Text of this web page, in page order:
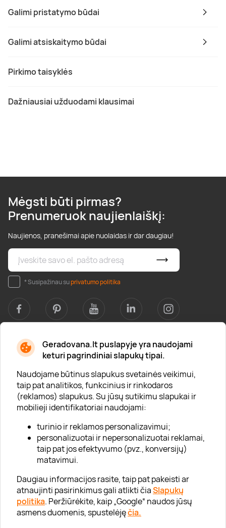
Geradovana.lt puslapyje yra naudojami
keturi pagrindiniai slapukų tipai.
Naudojame būtinus slapukus svetainės veikimui,
taip pat analitikos, funkcinius ir rinkodaros
(reklamos) slapukus. Su jūsų sutikimu slapukai ir
mobilieji identifikatoriai naudojami:
turinio ir reklamos personalizavimui;
personalizuotai ir nepersonalizuotai reklamai,
taip pat jos efektyvumo (pvz., konversijų)
matavimui.
Daugiau informacijos rasite, taip pat pakeisti ar
atnaujinti pasirinkimus gali atlikti čiaSlapukų
politika. Peržiūrėkite, kaip „Google“ naudos jūsų
asmens duomenis, spustelėjęčia.
Galimi pristatymo būdai
Galimi atsiskaitymo būdai
Pirkimo taisyklės
Dažniausiai užduodami klausimai
Mėgsti būti pirmas?
Prenumeruok naujienlaiškį:
Naujienos, pranešimai apie nuolaidas ir dar daugiau!
* Susipažinau suprivatumo politika
Apie mus
Apie „Gera Dovana“
Lojalumo klubas
Karjera
Visi partneriai
Kontaktai
Tinklaraštis
Informacija